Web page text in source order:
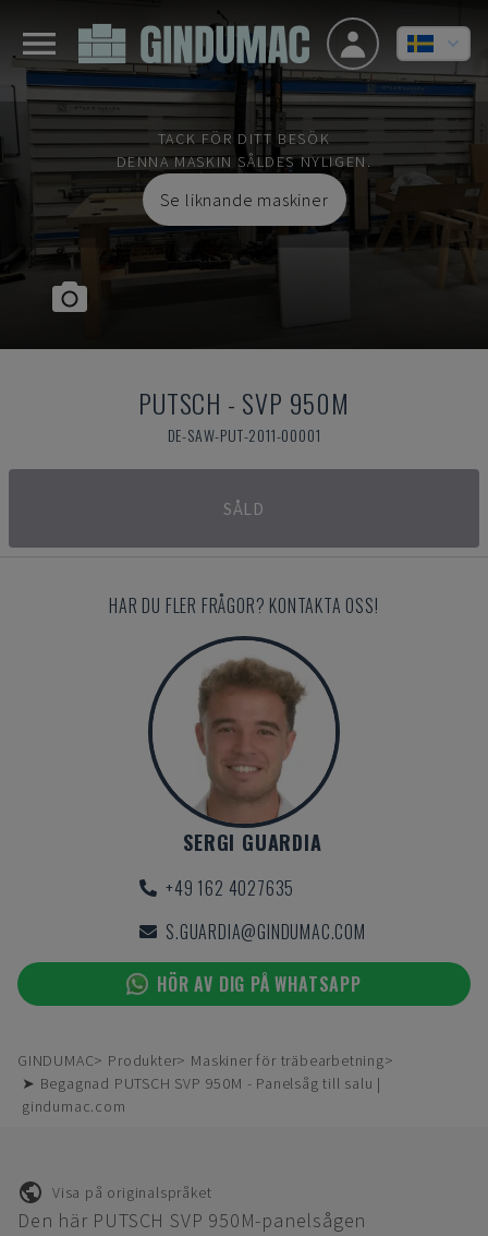
TACK FÖR DITT BESÖK
DENNA MASKIN SÅLDES NYLIGEN.
Se liknande maskiner
PUTSCH - SVP 950M
DE-SAW-PUT-2011-00001
SÅLD
HAR DU FLER FRÅGOR? KONTAKTA OSS!
SERGI GUARDIA
+49 162 4027635
S.GUARDIA@GINDUMAC.COM
HÖR AV DIG PÅ WHATSAPP
GINDUMAC Produkter
Maskiner för träbearbetning
➤ Begagnad PUTSCH SVP 950M - Panelsåg till salu |
gindumac.com
Visa på originalspråket
Den här PUTSCH SVP 950M-panelsågen